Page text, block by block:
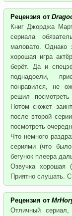
Рецензия от
Книг Джорджа
сериала
маловато.
хорошая игра
берёт. Да и
поднадоели,
понравился, не
решил
Потом сюжет
после второй
посмотреть
Что немного
сериями (что
бегунок плеера
Озвучка хорошая
Приятно слушать.
Рецензия от
Отличный